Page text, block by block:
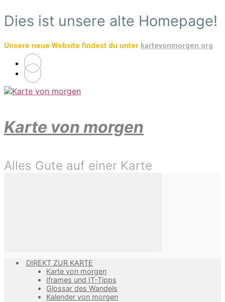
Zum
Hauptinhalt
Dies ist unsere alte Homepage!
Unsere neue Website findest du unter kartevonmorgen.org
Karte von morgen
Alles Gute auf einer Karte
DIREKT ZUR KARTE
Karte von morgen
Iframes und IT-Tipps
Glossar des Wandels
Kalender von morgen